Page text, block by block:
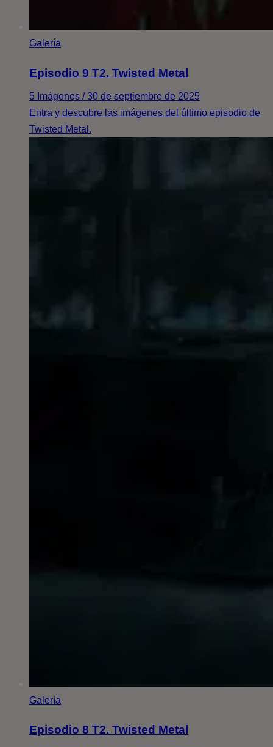
Galería
Episodio 9 T2. Twisted Metal
5 Imágenes / 30 de septiembre de 2025
Entra y descubre las imágenes del último episodio de
Twisted Metal.
Galería
Episodio 8 T2. Twisted Metal